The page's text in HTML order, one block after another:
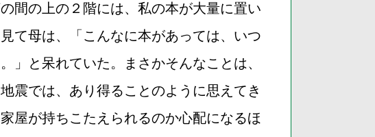
間の上の２階には、私の本が大量に置い
て母は、「こんなに本があっては、いつ
」と呆れていた。まさかそんなことは、
震では、あり得ることのように思えてき
屋が持ちこたえられるのか心配になるほ